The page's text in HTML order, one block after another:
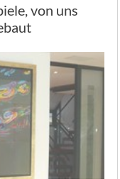
von uns